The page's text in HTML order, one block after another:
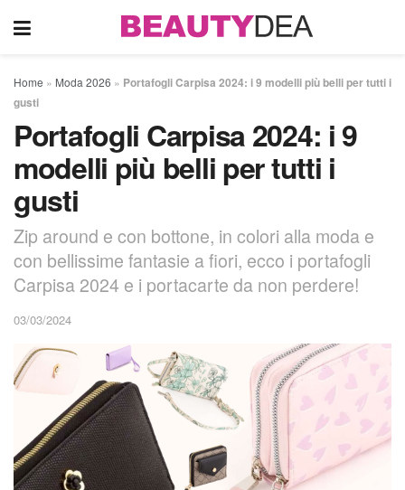
Home » Moda 2026 » Portafogli Carpisa 2024: i 9 modelli più belli per tutti i
gusti
Portafogli Carpisa 2024: i 9
modelli più belli per tutti i
gusti
Zip around e con bottone, in colori alla moda e
con bellissime fantasie a fiori, ecco i portafogli
Carpisa 2024 e i portacarte da non perdere!
03/03/2024